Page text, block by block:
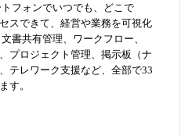
フォンでいつでも、どこで
スできて、経営や業務を可視化
書共有管理、ワークフロー、
プロジェクト管理、掲示板（ナ
テレワーク支援など、全部で33
す。